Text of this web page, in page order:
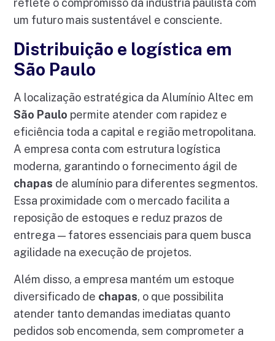
reflete o compromisso da indústria paulista com
um futuro mais sustentável e consciente.
Distribuição e logística em
São Paulo
A localização estratégica da Alumínio Altec em
São Paulo permite atender com rapidez e
eficiência toda a capital e região metropolitana.
A empresa conta com estrutura logística
moderna, garantindo o fornecimento ágil de
chapas de alumínio para diferentes segmentos.
Essa proximidade com o mercado facilita a
reposição de estoques e reduz prazos de
entrega — fatores essenciais para quem busca
agilidade na execução de projetos.
Além disso, a empresa mantém um estoque
diversificado de chapas, o que possibilita
atender tanto demandas imediatas quanto
pedidos sob encomenda, sem comprometer a